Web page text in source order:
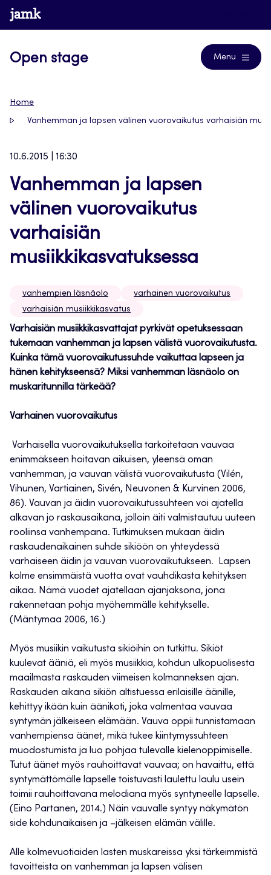
Siirry
suoraan
www.jamk.fi
Open stage Menu
Home
Vanhemman ja lapsen välinen vuorovaikutus varhaisiän
10.6.2015 | 16:30
Vanhemman ja lapsen
välinen vuorovaikutus
varhaisiän
musiikkikasvatuksessa
vanhempien läsnäolo
varhainen vuorovaikutus
varhaisiän musiikkikasvatus
Varhaisiän musiikkikasvattajat pyrkivät opetuksessaan
tukemaan vanhemman ja lapsen välistä vuorovaikutusta.
Kuinka tämä vuorovaikutussuhde vaikuttaa lapseen ja
hänen kehitykseensä? Miksi vanhemman läsnäolo on
muskaritunnilla tärkeää?
Varhainen vuorovaikutus
Varhaisella vuorovaikutuksella tarkoitetaan vauvaa
enimmäkseen hoitavan aikuisen, yleensä oman
vanhemman, ja vauvan välistä vuorovaikutusta (Vilén,
Vihunen, Vartiainen, Sivén, Neuvonen & Kurvinen 2006,
86). Vauvan ja äidin vuorovaikutussuhteen voi ajatella
alkavan jo raskausaikana, jolloin äiti valmistautuu uuteen
rooliinsa vanhempana. Tutkimuksen mukaan äidin
raskaudenaikainen suhde sikiöön on yhteydessä
varhaiseen äidin ja vauvan vuorovaikutukseen. Lapsen
kolme ensimmäistä vuotta ovat vauhdikasta kehityksen
aikaa. Nämä vuodet ajatellaan ajanjaksona, jona
rakennetaan pohja myöhemmälle kehitykselle.
(Mäntymaa 2006, 16.)
Myös musiikin vaikutusta sikiöihin on tutkittu. Sikiöt
kuulevat ääniä, eli myös musiikkia, kohdun ulkopuolisesta
maailmasta raskauden viimeisen kolmanneksen ajan.
Raskauden aikana sikiön altistuessa erilaisille äänille,
kehittyy ikään kuin äänikoti, joka valmentaa vauvaa
syntymän jälkeiseen elämään. Vauva oppii tunnistamaan
vanhempiensa äänet, mikä tukee kiintymyssuhteen
muodostumista ja luo pohjaa tulevalle kielenoppimiselle.
Tutut äänet myös rauhoittavat vauvaa; on havaittu, että
syntymättömälle lapselle toistuvasti laulettu laulu usein
toimii rauhoittavana melodiana myös syntyneelle lapselle.
(Eino Partanen, 2014.) Näin vauvalle syntyy näkymätön
side kohdunaikaisen ja –jälkeisen elämän välille.
Alle kolmevuotiaiden lasten muskareissa yksi tärkeimmistä
tavoitteista on vanhemman ja lapsen välisen